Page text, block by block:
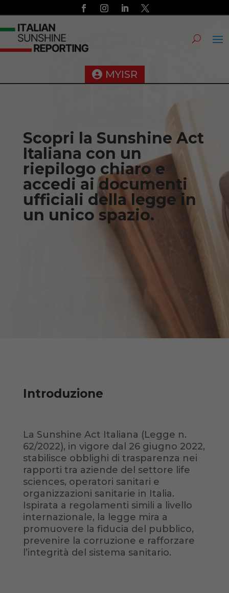
MYISR
Scopri la Sunshine Act
Italiana con un
riepilogo chiaro e
accedi ai documenti
ufficiali della legge in
un unico spazio.
Introduzione
La Sunshine Act Italiana (Legge n.
62/2022), in vigore dal 26 giugno 2022,
stabilisce obblighi di trasparenza nei
rapporti tra aziende del settore life
sciences, operatori sanitari e
organizzazioni sanitarie in Italia.
Ispirata a regolamenti simili a livello
internazionale, la legge mira a
promuovere la fiducia del pubblico,
prevenire la corruzione e rafforzare
l’integrità del sistema sanitario.